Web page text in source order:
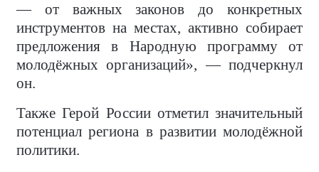
— от важных законов до конкретных
инструментов на местах, активно собирает
предложения в Народную программу от
молодёжных организаций», — подчеркнул
он.
Также Герой России отметил значительный
потенциал региона в развитии молодёжной
политики.